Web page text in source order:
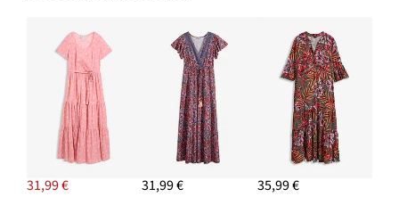
Napichovacie náušnice
PRIDAŤ DO KOŠÍKA
Taška Shopper vo velúrovom vzhľade
29,99 €
31,99 € 31,99 € 35,99 €